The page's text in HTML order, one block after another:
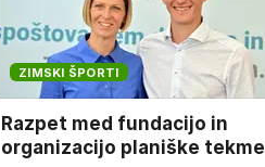
ZIMSKI ŠPORTI
Razpet med fundacijo in
organizacijo planiške tekme